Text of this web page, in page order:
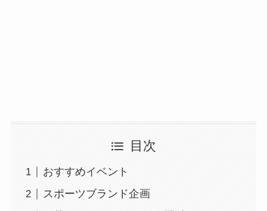
目次
おすすめイベント
スポーツブランド企画